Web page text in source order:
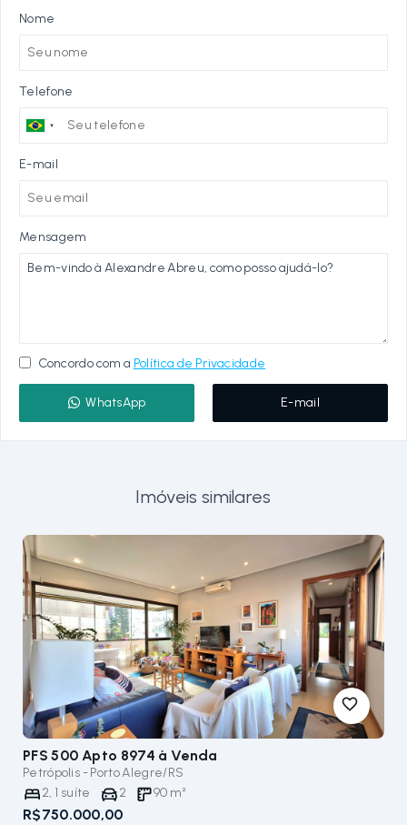
Nome
Telefone
E-mail
Mensagem
Concordo com a Política de Privacidade
WhatsApp E-mail
Imóveis similares
PFS 500 Apto 8974 à Venda
Petrópolis - Porto Alegre/RS
2, 1 suíte 2 90 m²
R$750.000,00